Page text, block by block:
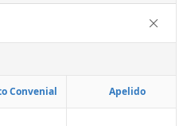
Convenial Apelido